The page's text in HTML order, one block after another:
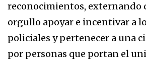
reconocimientos, externando
orgullo apoyar e incentivar a
policiales y pertenecer a una
por personas que portan el